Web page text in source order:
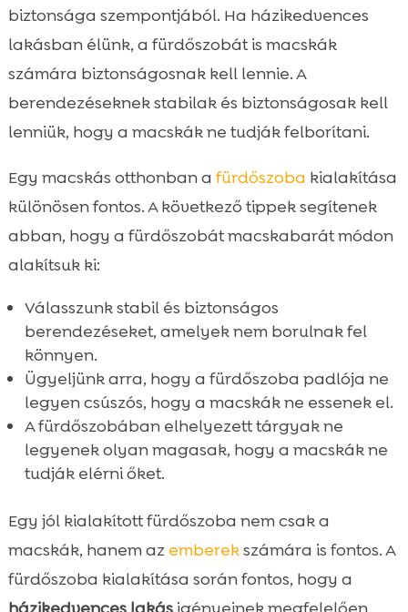
biztonsága szempontjából. Ha házikedvences
lakásban élünk, a fürdőszobát is macskák
számára biztonságosnak kell lennie. A
berendezéseknek stabilak és biztonságosak kell
lenniük, hogy a macskák ne tudják felborítani.
Egy macskás otthonban a fürdőszoba kialakítása
különösen fontos. A következő tippek segítenek
abban, hogy a fürdőszobát macskabarát módon
alakítsuk ki:
Válasszunk stabil és biztonságos
berendezéseket, amelyek nem borulnak fel
könnyen.
Ügyeljünk arra, hogy a fürdőszoba padlója ne
legyen csúszós, hogy a macskák ne essenek el.
A fürdőszobában elhelyezett tárgyak ne
legyenek olyan magasak, hogy a macskák ne
tudják elérni őket.
Egy jól kialakított fürdőszoba nem csak a
macskák, hanem az emberekszámára is fontos. A
fürdőszoba kialakítása során fontos, hogy a